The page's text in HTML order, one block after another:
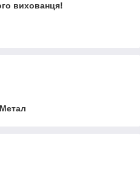
вихованця!
Метал